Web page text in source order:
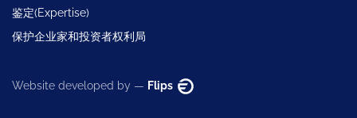
鉴定(Expertise)
保护企业家和投资者权利局
Website developed by — Flips